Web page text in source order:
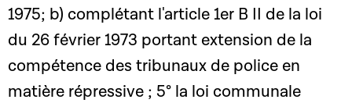
1975; b) complétant l'article 1er B II de la loi
du 26 février 1973 portant extension de la
compétence des tribunaux de police en
matière répressive ; 5° la loi communale